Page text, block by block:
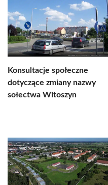
Konsultacje społeczne
dotyczące zmiany nazwy
sołectwa Witoszyn